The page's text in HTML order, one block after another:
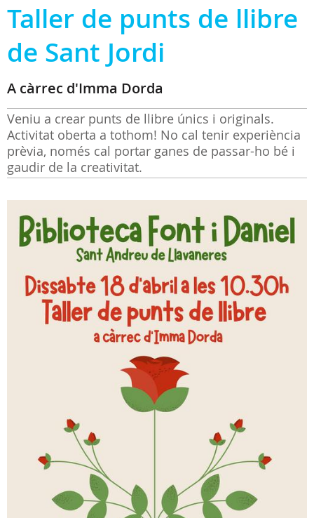
Taller de punts de llibre
de Sant Jordi
A càrrec d'Imma Dorda
Veniu a crear punts de llibre únics i originals.
Activitat oberta a tothom! No cal tenir experiència
prèvia, només cal portar ganes de passar-ho bé i
gaudir de la creativitat.